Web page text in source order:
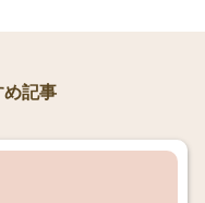
め記事